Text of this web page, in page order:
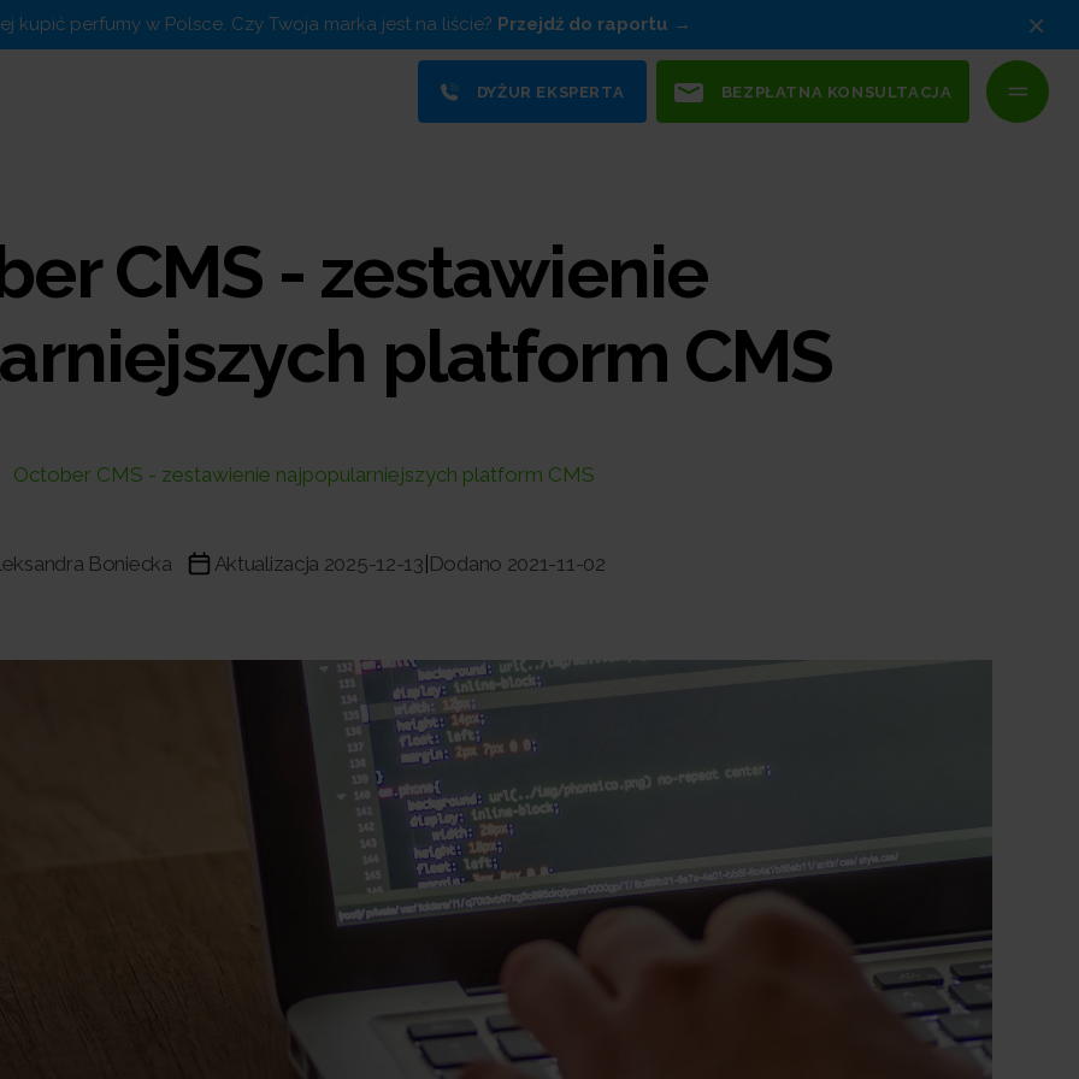
kupić perfumy w Polsce. Czy Twoja marka jest na liście? Przejdź do raportu ×
DYŻUR EKSPERTA BEZPŁATNA KONSULTACJA
CMS - zestawienie
platform CMS
October CMS - zestawienie najpopularniejszych platform CMS
Boniecka Aktualizacja 2025-12-13 Dodano 2021-11-02